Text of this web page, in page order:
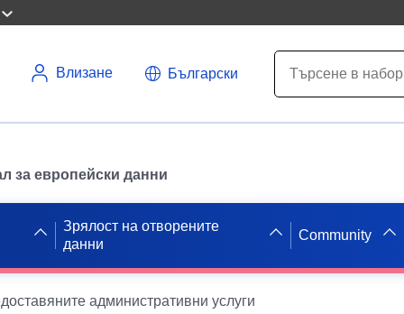
Влизане Български
за европейски данни
Зрялост на отворените
данни
Community
административни услуги